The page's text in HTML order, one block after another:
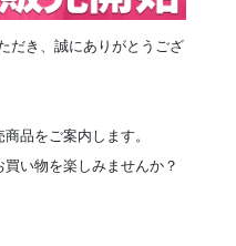
だき、誠にありがとうござ
品をご案内します。
い物を楽しみませんか？